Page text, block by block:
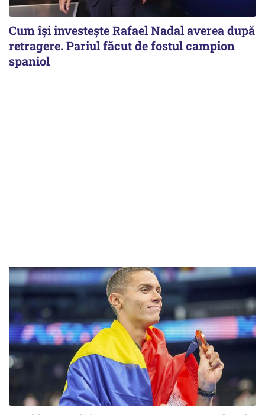
Cum își investește Rafael Nadal averea după
retragere. Pariul făcut de fostul campion
spaniol